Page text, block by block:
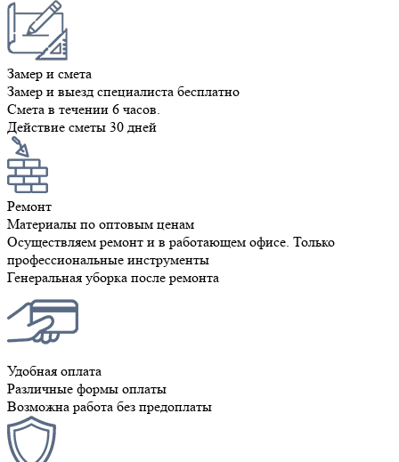
Замер и смета
Замер и выезд специалиста бесплатно
Смета в течении 6 часов.
Действие сметы 30 дней
Ремонт
Материалы по оптовым ценам
Осуществляем ремонт и в работающем офисе. Только
профессиональные инструменты
Генеральная уборка после ремонта
Удобная оплата
Различные формы оплаты
Возможна работа без предоплаты